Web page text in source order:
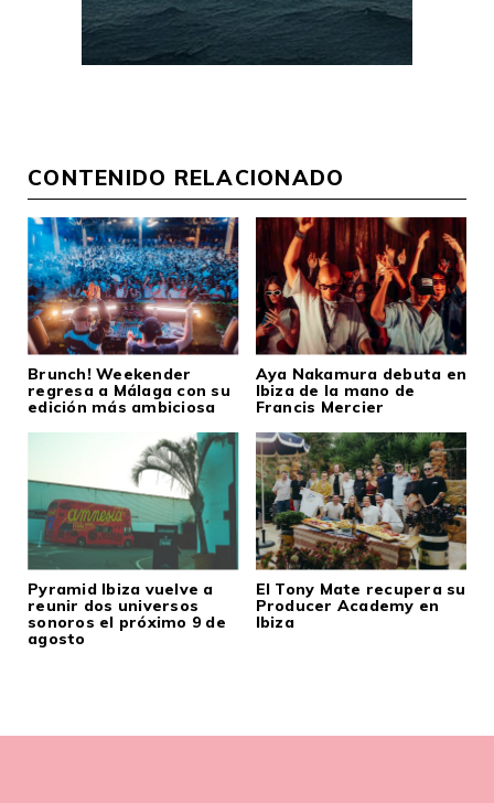
CONTENIDO RELACIONADO
Brunch! Weekender
regresa a Málaga con su
edición más ambiciosa
Aya Nakamura debuta en
Ibiza de la mano de
Francis Mercier
Pyramid Ibiza vuelve a
reunir dos universos
sonoros el próximo 9 de
agosto
El Tony Mate recupera su
Producer Academy en
Ibiza